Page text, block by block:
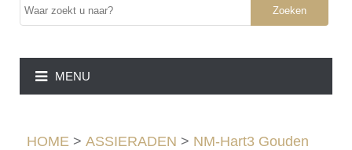
Zoeken
MENU
HOME > ASSIERADEN > NM-Hart3 Gouden